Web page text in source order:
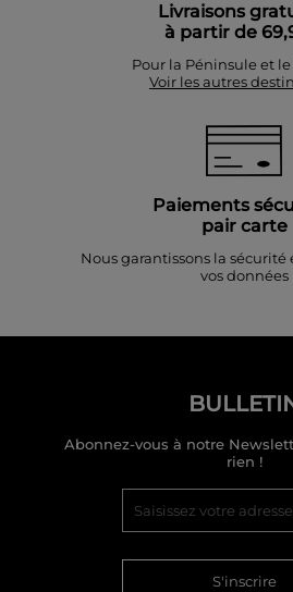
Livraisons
à partir de
Pour la Péninsule et
Voir les autres
Paiements
pair carte
Nous garantissons la sécurité
vos données
Abonnez-vous à notre
rien !
S'inscrire